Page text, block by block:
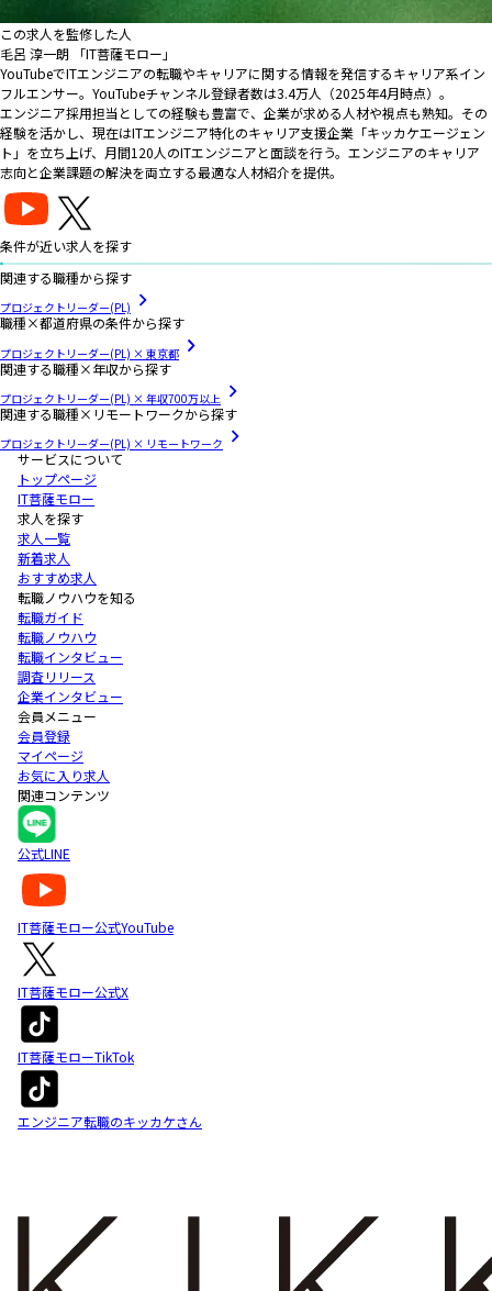
この求人を監修した人
毛呂 淳一朗 「IT菩薩モロー」
YouTubeでITエンジニアの転職やキャリアに関する情報を発信するキャリア系イン
フルエンサー。YouTubeチャンネル登録者数は3.4万人（2025年4月時点）。
エンジニア採用担当としての経験も豊富で、企業が求める人材や視点も熟知。その
経験を活かし、現在はITエンジニア特化のキャリア支援企業「キッカケエージェン
ト」を立ち上げ、月間120人のITエンジニアと面談を行う。エンジニアのキャリア
志向と企業課題の解決を両立する最適な人材紹介を提供。
条件が近い求人を探す
関連する職種から探す
プロジェクトリーダー(PL)
職種×都道府県の条件から探す
プロジェクトリーダー(PL) × 東京都
関連する職種×年収から探す
プロジェクトリーダー(PL) × 年収700万以上
関連する職種×リモートワークから探す
プロジェクトリーダー(PL) × リモートワーク
サービスについて
トップページ
IT菩薩モロー
求人を探す
求人一覧
新着求人
おすすめ求人
転職ノウハウを知る
転職ガイド
転職ノウハウ
転職インタビュー
調査リリース
企業インタビュー
会員メニュー
会員登録
マイページ
お気に入り求人
関連コンテンツ
公式LINE
IT菩薩モロー公式YouTube
IT菩薩モロー公式X
IT菩薩モローTikTok
エンジニア転職のキッカケさん